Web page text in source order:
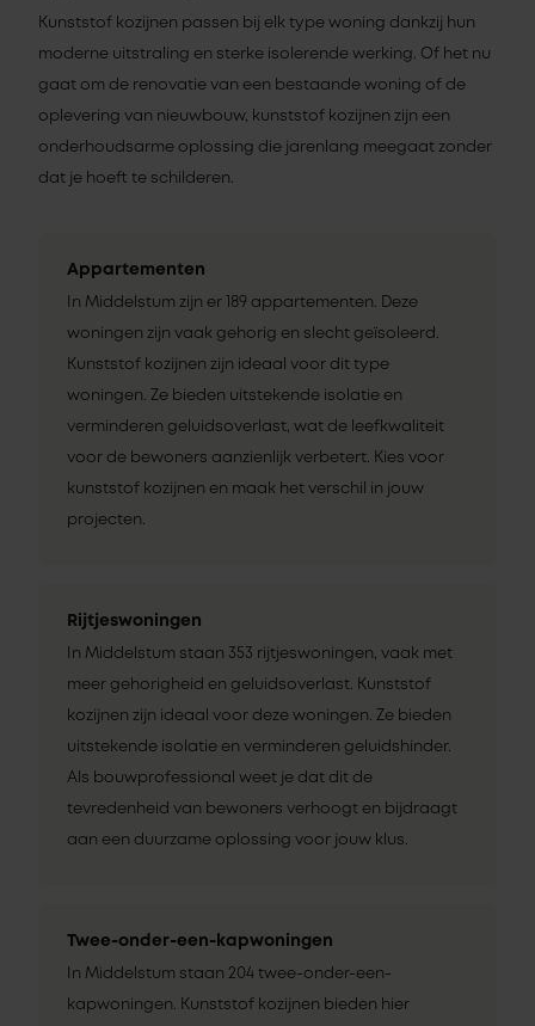
Kunststof kozijnen passen bij elk type woning dankzij hun
moderne uitstraling en sterke isolerende werking. Of het nu
gaat om de renovatie van een bestaande woning of de
oplevering van nieuwbouw, kunststof kozijnen zijn een
onderhoudsarme oplossing die jarenlang meegaat zonder
dat je hoeft te schilderen.
Appartementen
In Middelstum zijn er 189 appartementen. Deze
woningen zijn vaak gehorig en slecht geïsoleerd.
Kunststof kozijnen zijn ideaal voor dit type
woningen. Ze bieden uitstekende isolatie en
verminderen geluidsoverlast, wat de leefkwaliteit
voor de bewoners aanzienlijk verbetert. Kies voor
kunststof kozijnen en maak het verschil in jouw
projecten.
Rijtjeswoningen
In Middelstum staan 353 rijtjeswoningen, vaak met
meer gehorigheid en geluidsoverlast. Kunststof
kozijnen zijn ideaal voor deze woningen. Ze bieden
uitstekende isolatie en verminderen geluidshinder.
Als bouwprofessional weet je dat dit de
tevredenheid van bewoners verhoogt en bijdraagt
aan een duurzame oplossing voor jouw klus.
Twee-onder-een-kapwoningen
In Middelstum staan 204 twee-onder-een-
kapwoningen. Kunststof kozijnen bieden hier